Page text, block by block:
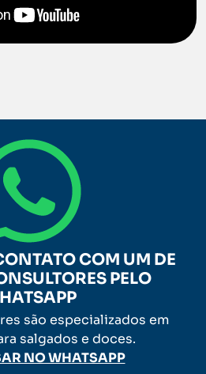
COM UM DE
PELO
são especializados em
salgados e doces.
NO WHATSAPP